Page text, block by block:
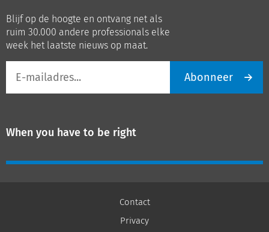
LinkedInYoutube
Blijf op de hoogte en ontvang net als
ruim 30.000 andere professionals elke
week het laatste nieuws op maat.
mailadres
Abonneer
When you have to be right
Contact
Privacy